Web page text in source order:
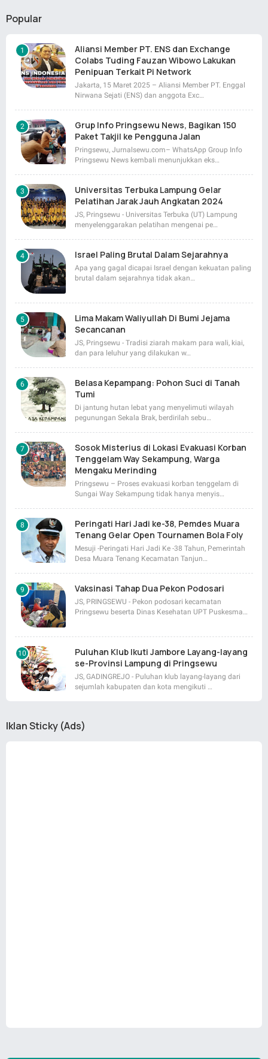
Popular
Aliansi Member PT. ENS dan Exchange
Colabs Tuding Fauzan Wibowo Lakukan
Penipuan Terkait Pi Network
Jakarta, 15 Maret 2025 – Aliansi Member PT. Enggal
Nirwana Sejati (ENS) dan anggota Exc…
Grup Info Pringsewu News, Bagikan 150
Paket Takjil ke Pengguna Jalan
Pringsewu, Jurnalsewu.com– WhatsApp Group Info
Pringsewu News kembali menunjukkan eks…
Universitas Terbuka Lampung Gelar
Pelatihan Jarak Jauh Angkatan 2024
JS, Pringsewu - Universitas Terbuka (UT) Lampung
menyelenggarakan pelatihan mengenai pe…
Israel Paling Brutal Dalam Sejarahnya
Apa yang gagal dicapai Israel dengan kekuatan paling
brutal dalam sejarahnya tidak akan…
Lima Makam Waliyullah Di Bumi Jejama
Secancanan
JS, Pringsewu - Tradisi ziarah makam para wali, kiai,
dan para leluhur yang dilakukan w…
Belasa Kepampang: Pohon Suci di Tanah
Tumi
Di jantung hutan lebat yang menyelimuti wilayah
pegunungan Sekala Brak, berdirilah sebu…
Sosok Misterius di Lokasi Evakuasi Korban
Tenggelam Way Sekampung, Warga
Mengaku Merinding
Pringsewu – Proses evakuasi korban tenggelam di
Sungai Way Sekampung tidak hanya menyis…
Peringati Hari Jadi ke-38, Pemdes Muara
Tenang Gelar Open Tournamen Bola Foly
Mesuji -Peringati Hari Jadi Ke -38 Tahun, Pemerintah
Desa Muara Tenang Kecamatan Tanjun…
Vaksinasi Tahap Dua Pekon Podosari
JS, PRINGSEWU - Pekon podosari kecamatan
Pringsewu beserta Dinas Kesehatan UPT Puskesma…
Puluhan Klub Ikuti Jambore Layang-layang
se-Provinsi Lampung di Pringsewu
JS, GADINGREJO - Puluhan klub layang-layang dari
sejumlah kabupaten dan kota mengikuti …
Iklan Sticky (Ads)